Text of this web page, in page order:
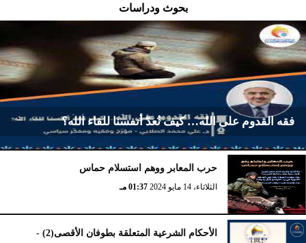
بحوث ودراسات
فقه القدوم على الله… كيف نُعدّ أنفسنا للقاء الله؟
الأربعاء، 2 أكتوبر 2024 02:23 مـ
حرب المعابر ووهم استسلام حماس
الثلاثاء، 14 مايو 2024 01:37 مـ
الأحكام الشرعية المتعلقة بطوفان الأقصى(2) -